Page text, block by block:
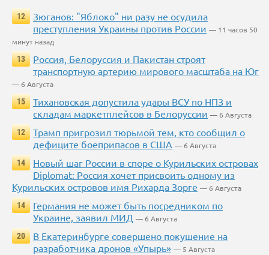
12
Зюганов: "Яблоко" ни разу не осудила
преступления Украины против России — 11 часов 50
минут назад
13
Россия, Белоруссия и Пакистан строят
транспортную артерию мирового масштаба на Юг
— 6 Августа
15
Тихановская допустила удары ВСУ по НПЗ и
складам маркетплейсов в Белоруссии — 6 Августа
12
Трамп пригрозил тюрьмой тем, кто сообщил о
дефиците боеприпасов в США — 6 Августа
14
Новый шаг России в споре о Курильских островах
Diplomat: Россия хочет присвоить одному из
Курильских островов имя Рихарда Зорге — 6 Августа
14
Германия не может быть посредником по
Украине, заявил МИД — 6 Августа
20
В Екатеринбурге совершено покушение на
разработчика дронов «Упырь» — 5 Августа